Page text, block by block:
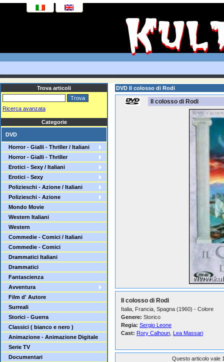
Trova articoli
Ricerca avanzata
Categorie
DVD
Horror - Gialli - Thriller / Italiani
Horror - Gialli - Thriller
Erotici - Sexy / Italiani
Erotici - Sexy
Polizieschi - Azione / Italiani
Polizieschi - Azione
Mondo Movie
Western Italiani
Western
Commedie - Comici / Italiani
Commedie - Comici
Drammatici Italiani
Drammatici
Fantascienza
Avventura
Film d' Autore
Surreali
Storici - Guerra
Classici ( bianco e nero )
Animazione - Animazione Digitale
Serie TV
Documentari
DVD Il colosso di Rodi
Il colosso di Rodi
Il colosso di Rodi
Italia, Francia, Spagna (1960) - Colore
Genere: Storico
Regia: Sergio Leone
Cast: Rory Calhoun Lea Massari
Questo articolo vale